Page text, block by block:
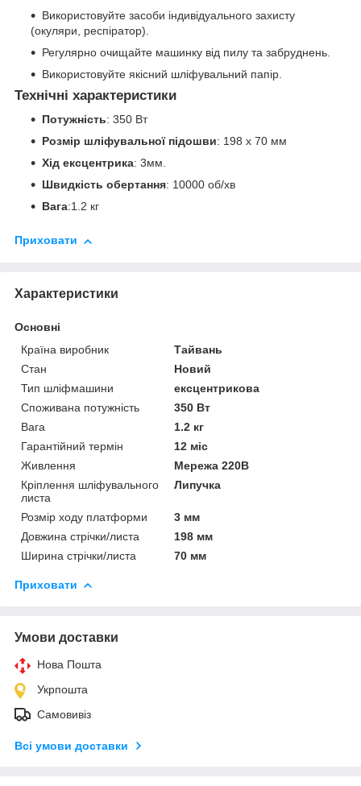
Використовуйте засоби індивідуального захисту
(окуляри, респіратор).
Регулярно очищайте машинку від пилу та забруднень.
Використовуйте якісний шліфувальний папір.
Технічні характеристики
Потужність: 350 Вт
Розмір шліфувальної підошви: 198 х 70 мм
Хід ексцентрика: 3мм.
Швидкість обертання: 10000 об/хв
Вага:1.2 кг
Приховати
Характеристики
Основні
Країна виробник
Тайвань
Стан
Новий
Тип шліфмашини
ексцентрикова
Споживана потужність
350 Вт
Вага
1.2 кг
Гарантійний термін
12 міс
Живлення
Мережа 220В
Кріплення шліфувального
листа
Липучка
Розмір ходу платформи
3 мм
Довжина стрічки/листа
198 мм
Ширина стрічки/листа
70 мм
Приховати
Умови доставки
Нова Пошта
Укрпошта
Самовивіз
Всі умови доставки